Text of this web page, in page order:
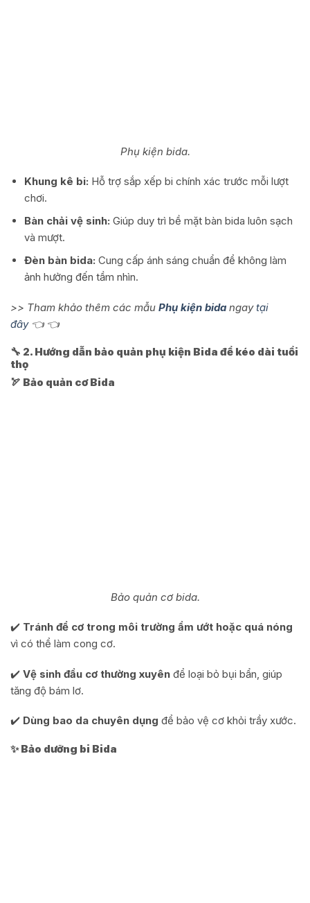
Phụ kiện bida.
Khung kê bi: Hỗ trợ sắp xếp bi chính xác trước mỗi lượt
chơi.
Bàn chải vệ sinh: Giúp duy trì bề mặt bàn bida luôn sạch
và mượt.
Đèn bàn bida: Cung cấp ánh sáng chuẩn để không làm
ảnh hưởng đến tầm nhìn.
>> Tham khảo thêm các mẫu Phụ kiện bida ngaytại
đây👈 👈
🔧 2. Hướng dẫn bảo quản phụ kiện Bida để kéo dài tuổi
thọ
🏹 Bảo quản cơ Bida
Bảo quản cơ bida.
✔️ Tránh để cơ trong môi trường ẩm ướt hoặc quá nóng
vì có thể làm cong cơ.
✔️ Vệ sinh đầu cơ thường xuyên để loại bỏ bụi bẩn, giúp
tăng độ bám lơ.
✔️ Dùng bao da chuyên dụng để bảo vệ cơ khỏi trầy xước.
✨ Bảo dưỡng bi Bida